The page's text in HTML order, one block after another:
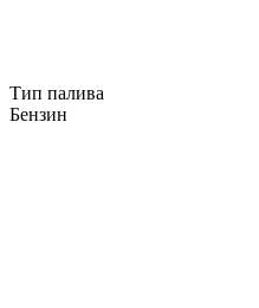
Тип палива
Бензин